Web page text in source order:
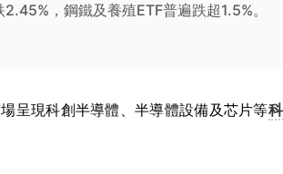
，鋼鐵及養殖ETF普遍跌超1.5%。
呈現科創半導體、半導體設備及芯片等